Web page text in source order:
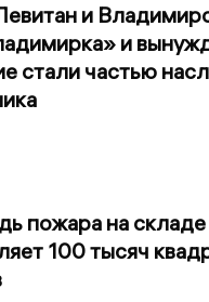
и
и
стали частью
пожара на
100 тысяч